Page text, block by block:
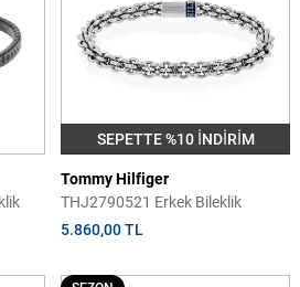
SEPETTE %10 İNDİRİM
Tommy Hilfiger
THJ2790521 Erkek Bileklik
5.860,00 TL